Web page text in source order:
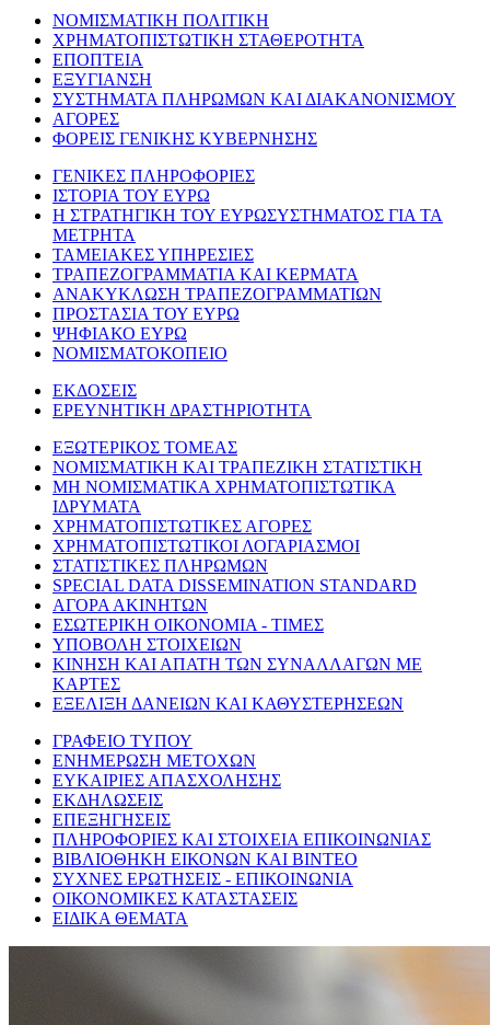
ΝΟΜΙΣΜΑΤΙΚΗ ΠΟΛΙΤΙΚΗ
ΧΡΗΜΑΤΟΠΙΣΤΩΤΙΚΗ ΣΤΑΘΕΡΟΤΗΤΑ
ΕΠΟΠΤΕΙΑ
ΕΞΥΓΙΑΝΣΗ
ΣΥΣΤΗΜΑΤΑ ΠΛΗΡΩΜΩΝ ΚΑΙ ΔΙΑΚΑΝΟΝΙΣΜΟΥ
ΑΓΟΡΕΣ
ΦΟΡΕΙΣ ΓΕΝΙΚΗΣ ΚΥΒΕΡΝΗΣΗΣ
ΓΕΝΙΚΕΣ ΠΛΗΡΟΦΟΡΙΕΣ
ΙΣΤΟΡΙΑ ΤΟΥ ΕΥΡΩ
Η ΣΤΡΑΤΗΓΙΚΗ ΤΟΥ ΕΥΡΩΣΥΣΤΗΜΑΤΟΣ ΓΙΑ ΤΑ
ΜΕΤΡΗΤΑ
ΤΑΜΕΙΑΚΕΣ ΥΠΗΡΕΣΙΕΣ
ΤΡΑΠΕΖΟΓΡΑΜΜΑΤΙΑ ΚΑΙ ΚΕΡΜΑΤΑ
ΑΝΑΚΥΚΛΩΣΗ ΤΡΑΠΕΖΟΓΡΑΜΜΑΤΙΩΝ
ΠΡΟΣΤΑΣΙΑ ΤΟΥ ΕΥΡΩ
ΨΗΦΙΑΚΟ ΕΥΡΩ
ΝΟΜΙΣΜΑΤΟΚΟΠΕΙΟ
ΕΚΔΟΣΕΙΣ
ΕΡΕΥΝΗΤΙΚΗ ΔΡΑΣΤΗΡΙΟΤΗΤΑ
ΕΞΩΤΕΡΙΚΟΣ ΤΟΜΕΑΣ
ΝΟΜΙΣΜΑΤΙΚΗ ΚΑΙ ΤΡΑΠΕΖΙΚΗ ΣΤΑΤΙΣΤΙΚΗ
ΜΗ ΝΟΜΙΣΜΑΤΙΚΑ ΧΡΗΜΑΤΟΠΙΣΤΩΤΙΚΑ
ΙΔΡΥΜΑΤΑ
ΧΡΗΜΑΤΟΠΙΣΤΩΤΙΚΕΣ ΑΓΟΡΕΣ
ΧΡΗΜΑΤΟΠΙΣΤΩΤΙΚΟΙ ΛΟΓΑΡΙΑΣΜΟΙ
ΣΤΑΤΙΣΤΙΚΕΣ ΠΛΗΡΩΜΩΝ
SPECIAL DATA DISSEMINATION STANDARD
ΑΓΟΡΑ ΑΚΙΝΗΤΩΝ
ΕΣΩΤΕΡΙΚΗ ΟΙΚΟΝΟΜΙΑ - ΤΙΜΕΣ
ΥΠΟΒΟΛΗ ΣΤΟΙΧΕΙΩΝ
ΚΙΝΗΣΗ ΚΑΙ ΑΠΑΤΗ ΤΩΝ ΣΥΝΑΛΛΑΓΩΝ ΜΕ
ΚΑΡΤΕΣ
ΕΞΕΛΙΞΗ ΔΑΝΕΙΩΝ ΚΑΙ ΚΑΘΥΣΤΕΡΗΣΕΩΝ
ΓΡΑΦΕΙΟ ΤΥΠΟΥ
ΕΝΗΜΕΡΩΣΗ ΜΕΤΟΧΩΝ
ΕΥΚΑΙΡΙΕΣ ΑΠΑΣΧΟΛΗΣΗΣ
ΕΚΔΗΛΩΣΕΙΣ
ΕΠΕΞΗΓΗΣΕΙΣ
ΠΛΗΡΟΦΟΡΙΕΣ ΚΑΙ ΣΤΟΙΧΕΙΑ ΕΠΙΚΟΙΝΩΝΙΑΣ
ΒΙΒΛΙΟΘΗΚΗ ΕΙΚΟΝΩΝ ΚΑΙ ΒΙΝΤΕΟ
ΣΥΧΝΕΣ ΕΡΩΤΗΣΕΙΣ - ΕΠΙΚΟΙΝΩΝΙΑ
ΟΙΚΟΝΟΜΙΚΕΣ ΚΑΤΑΣΤΑΣΕΙΣ
ΕΙΔΙΚΑ ΘΕΜΑΤΑ